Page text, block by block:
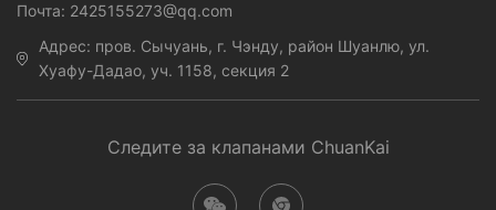
Почта: 2425155273@qq.com
Адрес: пров. Сычуань, г. Чэнду, район Шуанлю, ул.
Хуафу-Дадао, уч. 1158, секция 2
Следите за клапанами ChuanKai